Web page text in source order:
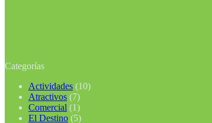
Categorías
Actividades (10)
Atractivos (7)
Comercial (1)
El Destino (5)